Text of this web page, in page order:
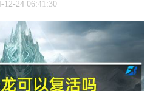
12-24 06:41:30